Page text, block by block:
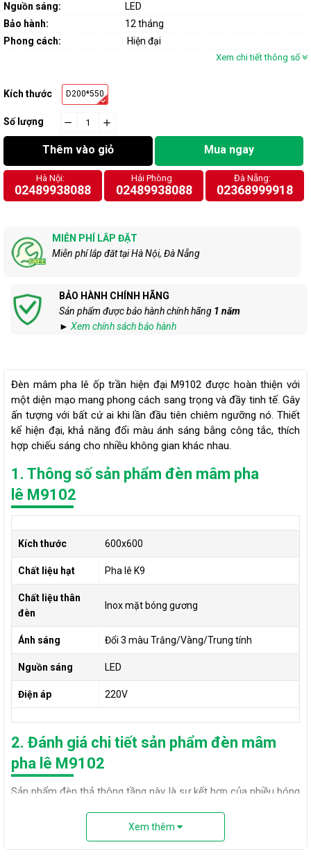
Nguồn sáng:
LED
Bảo hành:
12 tháng
Phong cách:
Hiện đại
Xem chi tiết thông số
Kích thước D200*550
Số lượng
−
cart.general.reduce_quantity
+
cart.general.increase_quantity
Thêm vào giỏ Mua ngay
Hà Nội:
02489938088
Hải Phòng
02489938088
Đà Nẵng:
02368999918
MIỄN PHÍ LẮP ĐẶT
Miễn phí lắp đăt tại Hà Nội, Đà Nẵng
BẢO HÀNH CHÍNH HÃNG
Sản phẩm được bảo hành chính hãng 1 năm
► Xem chính sách bảo hành
Đèn mâm pha lê ốp trần hiện đại M9102 được hoàn thiện với
một diện mạo mang phong cách sang trọng và đầy tinh tế. Gây
ấn tượng với bất cứ ai khi lần đầu tiên chiêm ngưỡng nó. Thiết
kế hiện đại, khả năng đổi màu ánh sáng bằng công tắc, thích
hợp chiếu sáng cho nhiều không gian khác nhau.
1. Thông số sản phẩm đèn mâm pha
lê M9102
Kích thước 600x600
Chất liệu hạt Pha lê K9
Chất liệu thân
đèn
Inox mặt bóng gương
Ánh sáng Đổi 3 màu Trắng/Vàng/Trung tính
Nguồn sáng LED
Điện áp 220V
2. Đánh giá chi tiết sản phẩm đèn mâm
pha lê M9102
Sản phẩm đèn thả thông tầng này là sự kết hợp của nhiều bóng
ống thuỷ tinh là một nguồn sáng, tuỳ vào diện tích không gian
và ngân sách của gia chủ để thiết kế mẫu đèn phù hợp.
Xem thêm